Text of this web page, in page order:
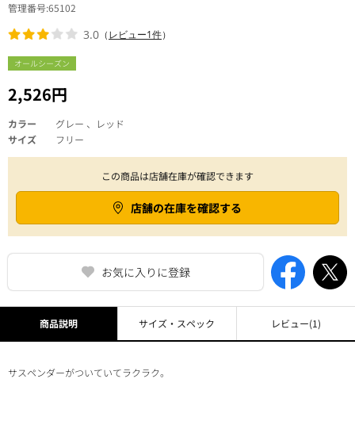
オールシーズン
2,526円
管理番号65102
3.0 （レビュー1件）
お気に入りに登録
カラー
グレー 、レッド
サイズ
フリー
この商品は店舗在庫が確認できます
店舗の在庫を確認する
商品説明
サスペンダーがついていてラクラク。
サイズ・スペック レビュー(1)